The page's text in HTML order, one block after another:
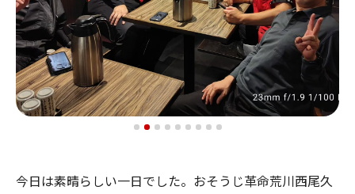
今日は素晴らしい一日でした。おそうじ革命荒川西尾久